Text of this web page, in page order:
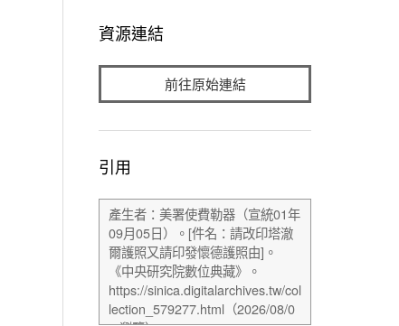
資源連結
前往原始連結
引用